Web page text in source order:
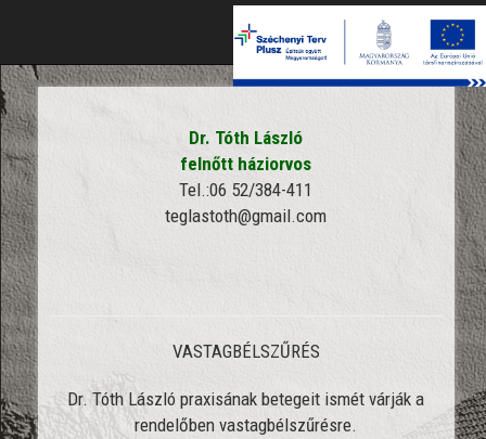
Dr. Tóth László
felnőtt háziorvos
Tel.:06 52/384-411
teglastoth@gmail.com
VASTAGBÉLSZŰRÉS
Dr. Tóth László praxisának betegeit ismét várják a
rendelőben vastagbélszűrésre.